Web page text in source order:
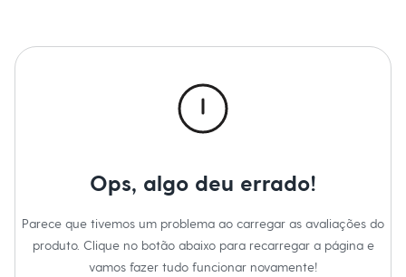
Maiôs
Saídas de praia
Moda esportiva
Vestidos
Masculino
Em alta
Dia dos Pais
Ops, algo deu errado!
Parece que tivemos um problema ao carregar as avaliações do
produto. Clique no botão abaixo para recarregar a página e
vamos fazer tudo funcionar novamente!